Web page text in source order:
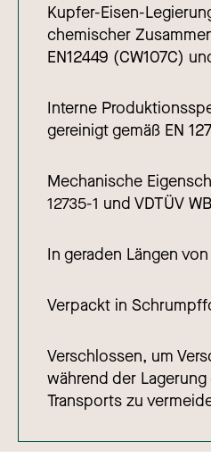
Kupfer-Eisen-
chemischer
EN12449 (CW107C)
Interne
gereinigt gemäß EN
Mechanische
12735-1 und VDTÜV
In geraden Längen
Verpackt in
Verschlossen, um
während der
Transports zu